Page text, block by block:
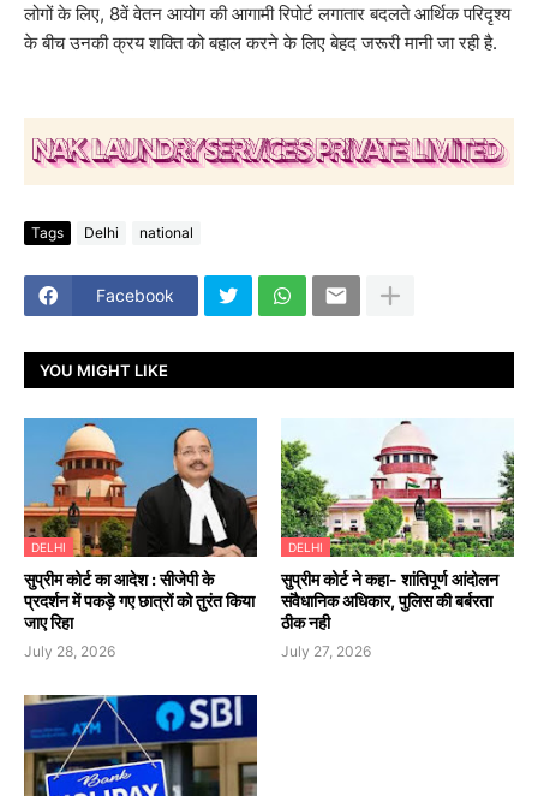
लोगों के लिए, 8वें वेतन आयोग की आगामी रिपोर्ट लगातार बदलते आर्थिक परिदृश्य
के बीच उनकी क्रय शक्ति को बहाल करने के लिए बेहद जरूरी मानी जा रही है.
Tags Delhi national
Facebook
YOU MIGHT LIKE
DELHI
सुप्रीम कोर्ट का आदेश : सीजेपी के
प्रदर्शन में पकड़े गए छात्रों को तुरंत किया
जाए रिहा
July 28, 2026
DELHI
सुप्रीम कोर्ट ने कहा- शांतिपूर्ण आंदोलन
संवैधानिक अधिकार, पुलिस की बर्बरता
ठीक नही
July 27, 2026